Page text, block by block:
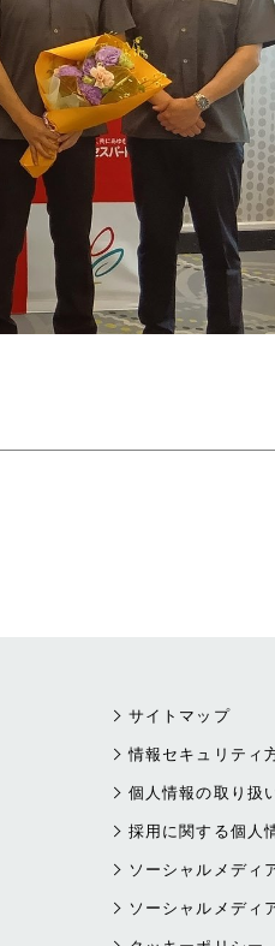
サイトマップ
情報セキュリティ
個人情報の取り扱
採用に関する個人
ソーシャルメディ
ソーシャルメディ